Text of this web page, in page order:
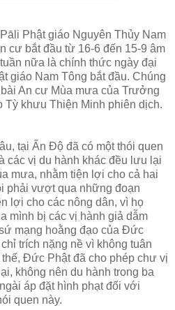
Phật giáo Nguyên Thủy Nam
cư bắt đầu từ 16-6 đến 15-9 âm
nữa là chính thức ngày đại
giáo Nam Tông bắt đầu. Chúng
An cư Mùa mưa của Trưởng
Tỳ khưu Thiện Minh phiên dịch.
tại Ấn Độ đã có một thói quen
các vị du hành khác đều lưu lại
mưa, nhằm tiện lợi cho cả hai
phải vượt qua những đoạn
lợi cho các nông dân, vì họ
mình bị các vị hành giả dẫm
mạng hoằng đạo của Đức
trích nặng nề vì không tuân
Đức Phật đã cho phép chư vị
không nên du hành trong ba
áp đặt hình phạt đối với
quen này.